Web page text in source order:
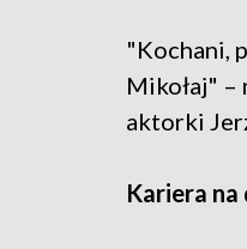
"Kochani,
Mikołaj" –
aktorki
Kariera